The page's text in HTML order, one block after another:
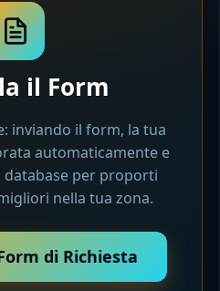
il Form
inviando il form, la tua
automaticamente e
per proporti
nella tua zona.
di Richiesta